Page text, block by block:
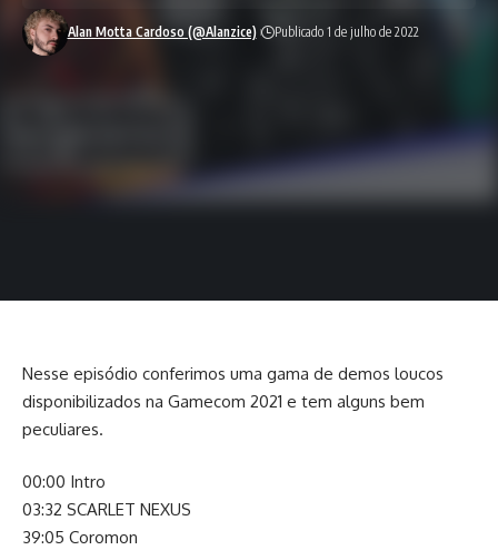
Alan Motta Cardoso (@Alanzice) Publicado 1 de julho de 2022
Nesse episódio conferimos uma gama de demos loucos
disponibilizados na Gamecom 2021 e tem alguns bem
peculiares.
00:00 Intro
03:32 SCARLET NEXUS
39:05 Coromon